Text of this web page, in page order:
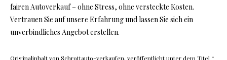
fairen Autoverkauf – ohne Stress, ohne versteckte Kosten.
Vertrauen Sie auf unsere Erfahrung und lassen Sie sich ein
unverbindliches Angebot erstellen.
Originalinhalt von Schrottauto-verkaufen, veröffentlicht unter dem Titel “